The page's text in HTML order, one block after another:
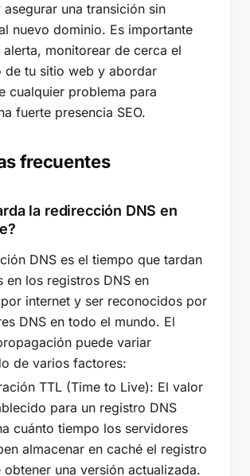
asegurar una transición sin
nuevo dominio. Es importante
alerta, monitorear de cerca el
de tu sitio web y abordar
cualquier problema para
fuerte presencia SEO.
frecuentes
la redirección DNS en
DNS es el tiempo que tardan
en los registros DNS en
internet y ser reconocidos por
DNS en todo el mundo. El
puede variar
de varios factores:
TTL (Time to Live): El valor
para un registro DNS
cuánto tiempo los servidores
almacenar en caché el registro
obtener una versión actualizada.